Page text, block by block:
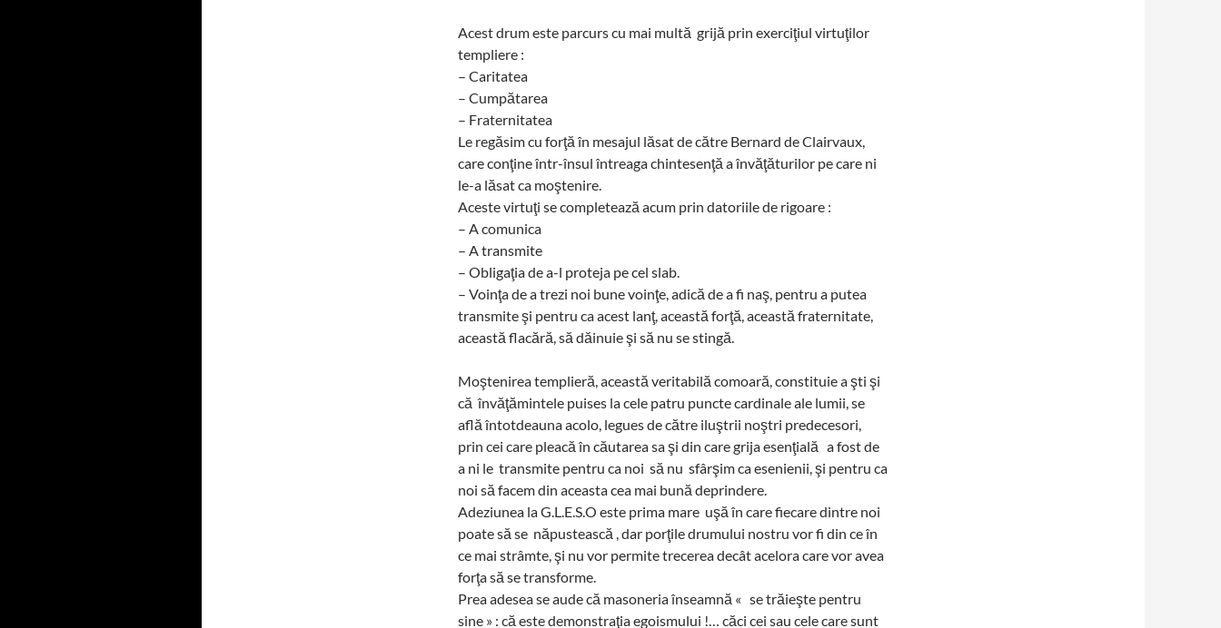
Acest drum este parcurs cu mai multă grijă prin exerciţiul virtuţilor
templiere :
– Caritatea
– Cumpătarea
– Fraternitatea
Le regăsim cu forţă în mesajul lăsat de către Bernard de Clairvaux,
care conţine într-însul întreaga chintesenţă a învăţăturilor pe care ni
le-a lăsat ca moştenire.
Aceste virtuţi se completează acum prin datoriile de rigoare :
– A comunica
– A transmite
– Obligaţia de a-l proteja pe cel slab.
– Voinţa de a trezi noi bune voinţe, adică de a fi naş, pentru a putea
transmite şi pentru ca acest lanţ, această forţă, această fraternitate,
această flacără, să dăinuie şi să nu se stingă.
Moştenirea templieră, această veritabilă comoară, constituie a şti şi
că învăţămintele puises la cele patru puncte cardinale ale lumii, se
află întotdeauna acolo, legues de către iluştrii noştri predecesori,
prin cei care pleacă în căutarea sa şi din care grija esenţială a fost de
a ni le transmite pentru ca noi să nu sfârşim ca esenienii, şi pentru ca
noi să facem din aceasta cea mai bună deprindere.
Adeziunea la G.L.E.S.O este prima mare uşă în care fiecare dintre noi
poate să se năpustească , dar porţile drumului nostru vor fi din ce în
ce mai strâmte, şi nu vor permite trecerea decât acelora care vor avea
forţa să se transforme.
Prea adesea se aude că masoneria înseamnă « se trăieşte pentru
sine » : că este demonstraţia egoismului !… căci cei sau cele care sunt